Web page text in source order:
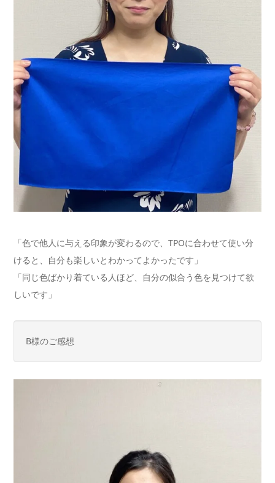
「色で他人に与える印象が変わるので、TPOに合わせて使い分
けると、自分も楽しいとわかってよかったです」
「同じ色ばかり着ている人ほど、自分の似合う色を見つけて欲
しいです」
B様のご感想